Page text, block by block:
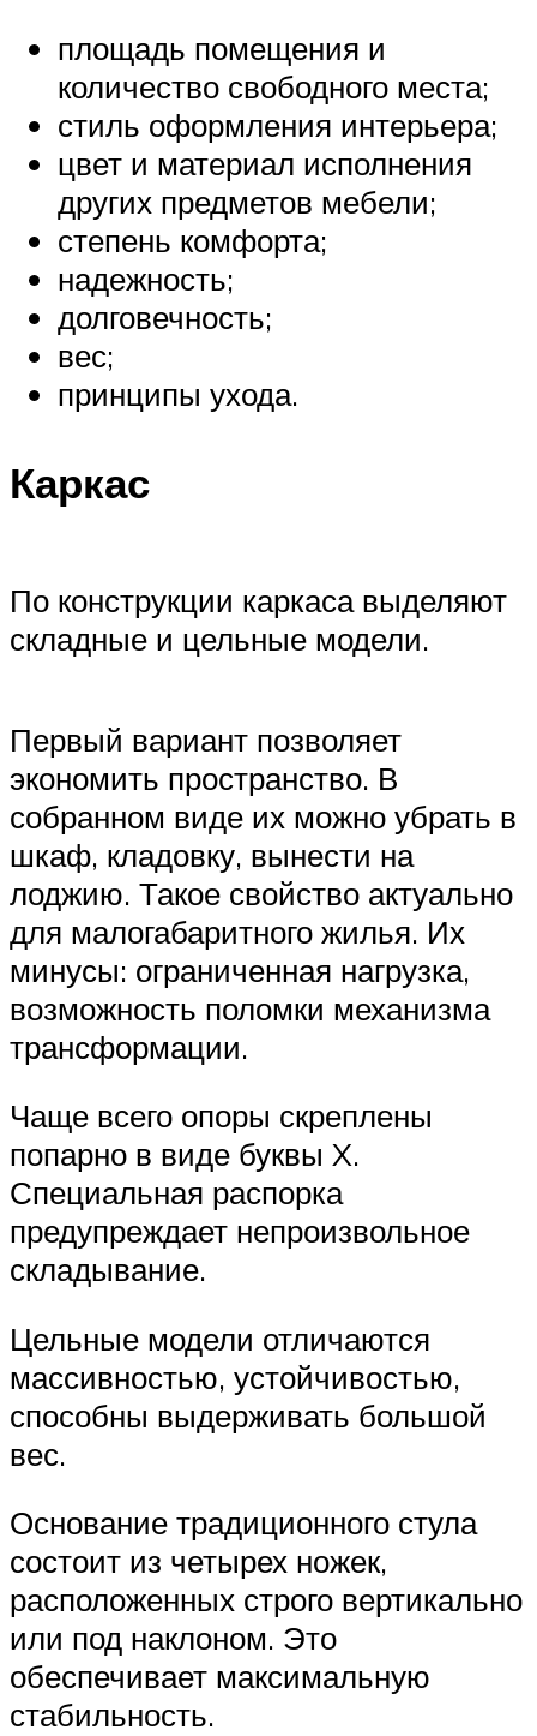
площадь помещения и
количество свободного места;
стиль оформления интерьера;
цвет и материал исполнения
других предметов мебели;
степень комфорта;
надежность;
долговечность;
вес;
принципы ухода.
Каркас
По конструкции каркаса выделяют
складные и цельные модели.
Первый вариант позволяет
экономить пространство. В
собранном виде их можно убрать в
шкаф, кладовку, вынести на
лоджию. Такое свойство актуально
для малогабаритного жилья. Их
минусы: ограниченная нагрузка,
возможность поломки механизма
трансформации.
Чаще всего опоры скреплены
попарно в виде буквы X.
Специальная распорка
предупреждает непроизвольное
складывание.
Цельные модели отличаются
массивностью, устойчивостью,
способны выдерживать большой
вес.
Основание традиционного стула
состоит из четырех ножек,
расположенных строго вертикально
или под наклоном. Это
обеспечивает максимальную
стабильность.